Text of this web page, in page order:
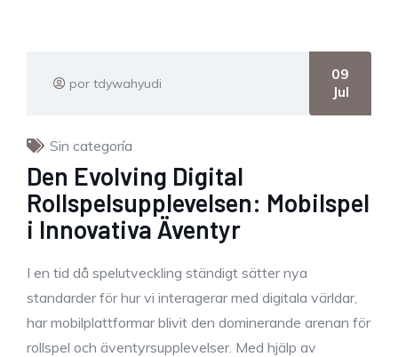
por tdywahyudi
09
Jul
Sin categoría
Den Evolving Digital
Rollspelsupplevelsen: Mobilspel
i Innovativa Äventyr
I en tid då spelutveckling ständigt sätter nya
standarder för hur vi interagerar med digitala världar,
har mobilplattformar blivit den dominerande arenan för
rollspel och äventyrsupplevelser. Med hjälp av